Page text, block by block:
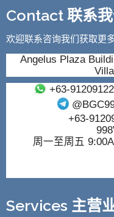
Contact 联系
欢迎联系咨询我们获取更
Angelus Plaza
+63-
+63-
周一至周五
Services 主营